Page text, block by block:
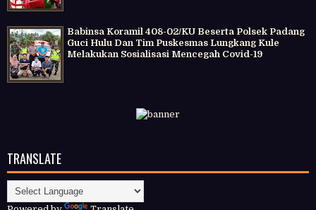
Babinsa Koramil 408-02/KU Beserta Polsek Padang
Guci Hulu Dan Tim Puskesmas Lungkang Kule
Melakukan Sosialisasi Mencegah Covid-19
TRANSLATE